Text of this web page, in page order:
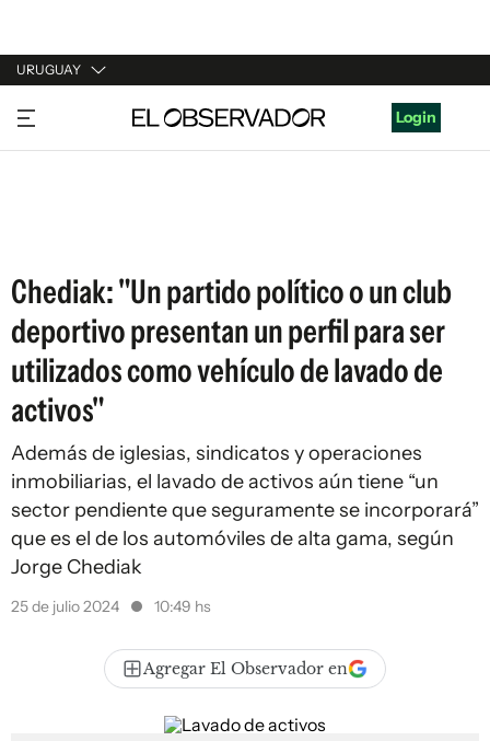
URUGUAY
URUGUAY
ARGENTINA
Login
Chediak: "Un partido político o un club
deportivo presentan un perfil para ser
utilizados como vehículo de lavado de
activos"
Además de iglesias, sindicatos y operaciones
inmobiliarias, el lavado de activos aún tiene “un
sector pendiente que seguramente se incorporará”
que es el de los automóviles de alta gama, según
Jorge Chediak
25 de julio 2024 10:49 hs
Agregar El Observador en